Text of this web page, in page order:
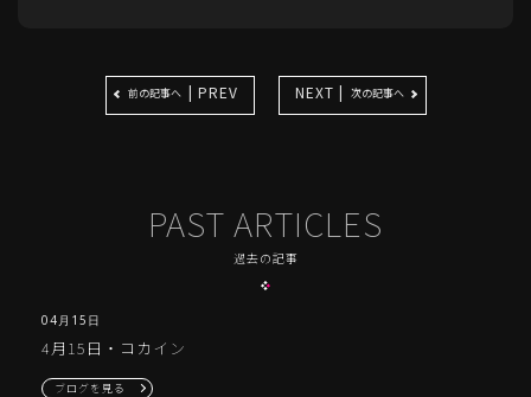
前の記事へ | PREV NEXT | 次の記事へ
PAST ARTICLES
過去の記事
4月15日・コカイン
04月15日
ブログを見る